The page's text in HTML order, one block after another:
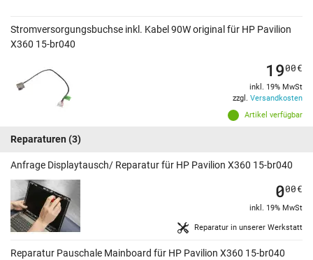
Stromversorgungsbuchse inkl. Kabel 90W original für HP Pavilion
X360 15-br040
Artikel verfügbar
1900€
inkl. 19% MwSt
zzgl. Versandkosten
Reparaturen (3)
Anfrage Displaytausch/ Reparatur für HP Pavilion X360 15-br040
Reparatur in unserer Werkstatt
000€
inkl. 19% MwSt
Reparatur Pauschale Mainboard für HP Pavilion X360 15-br040